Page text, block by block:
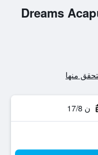
Dreams
ن 17/8